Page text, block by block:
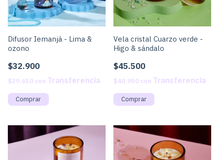
Difusor Iemanjá - Lima &
ozono
$32.900
$29.610 con
Vela cristal Cuarzo verde -
Higo & sándalo
$45.500
$40.950 con